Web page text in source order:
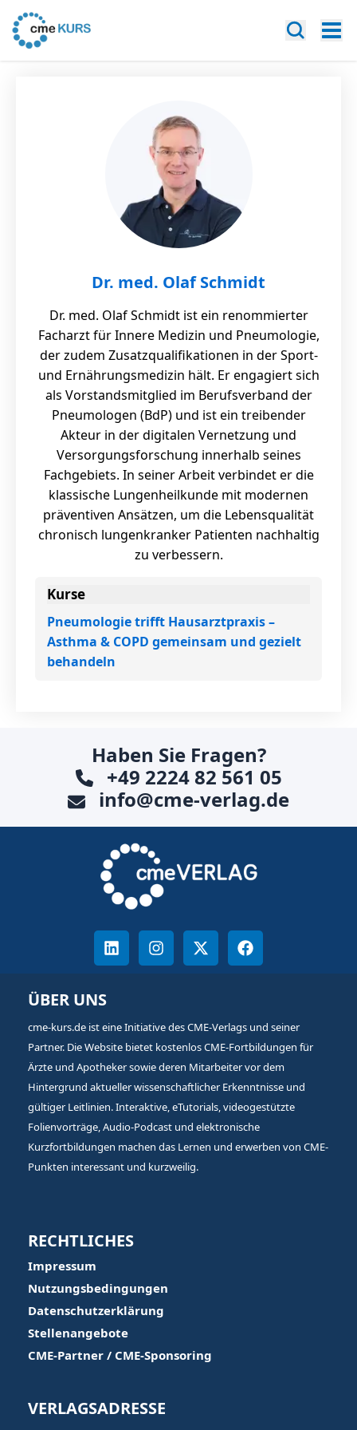
Dr. med. Olaf Schmidt
Dr. med. Olaf Schmidt ist ein renommierter
Facharzt für Innere Medizin und Pneumologie,
der zudem Zusatzqualifikationen in der Sport-
und Ernährungsmedizin hält. Er engagiert sich
als Vorstandsmitglied im Berufsverband der
Pneumologen (BdP) und ist ein treibender
Akteur in der digitalen Vernetzung und
Versorgungsforschung innerhalb seines
Fachgebiets. In seiner Arbeit verbindet er die
klassische Lungenheilkunde mit modernen
präventiven Ansätzen, um die Lebensqualität
chronisch lungenkranker Patienten nachhaltig
zu verbessern.
Kurse
Pneumologie trifft Hausarztpraxis –
Asthma & COPD gemeinsam und gezielt
behandeln
Haben Sie Fragen?
+49 2224 82 561 05
info@cme-verlag.de
ÜBER UNS
cme-kurs.de ist eine Initiative des CME-Verlags und seiner
Partner. Die Website bietet kostenlos CME-Fortbildungen für
Ärzte und Apotheker sowie deren Mitarbeiter vor dem
Hintergrund aktueller wissenschaftlicher Erkenntnisse und
gültiger Leitlinien. Interaktive, eTutorials, videogestützte
Folienvorträge, Audio-Podcast und elektronische
Kurzfortbildungen machen das Lernen und erwerben von CME-
Punkten interessant und kurzweilig.
RECHTLICHES
Impressum
Nutzungsbedingungen
Datenschutzerklärung
Stellenangebote
CME-Partner / CME-Sponsoring
VERLAGSADRESSE